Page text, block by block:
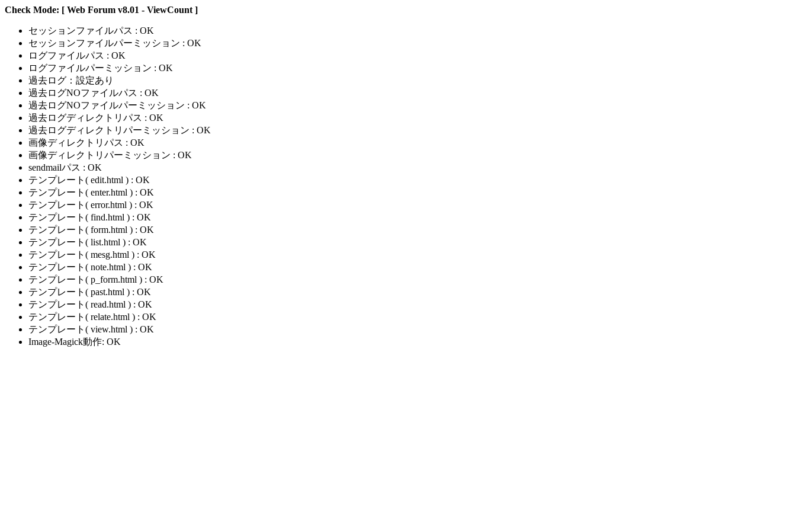
Check Mode: [ Web Forum v8.01 - ViewCount ]
セッションファイルパス : OK
セッションファイルパーミッション : OK
ログファイルパス : OK
ログファイルパーミッション : OK
過去ログ：設定あり
過去ログNOファイルパス : OK
過去ログNOファイルパーミッション : OK
過去ログディレクトリパス : OK
過去ログディレクトリパーミッション : OK
画像ディレクトリパス : OK
画像ディレクトリパーミッション : OK
sendmailパス : OK
テンプレート( edit.html ) : OK
テンプレート( enter.html ) : OK
テンプレート( error.html ) : OK
テンプレート( find.html ) : OK
テンプレート( form.html ) : OK
テンプレート( list.html ) : OK
テンプレート( mesg.html ) : OK
テンプレート( note.html ) : OK
テンプレート( p_form.html ) : OK
テンプレート( past.html ) : OK
テンプレート( read.html ) : OK
テンプレート( relate.html ) : OK
テンプレート( view.html ) : OK
Image-Magick動作: OK